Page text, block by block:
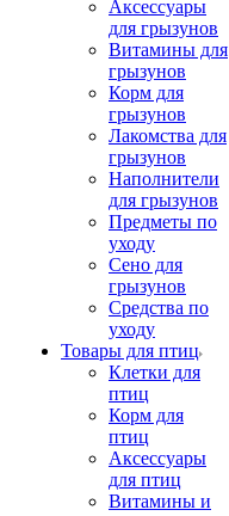
Аксессуары
для грызунов
Витамины для
грызунов
Корм для
грызунов
Лакомства для
грызунов
Наполнители
для грызунов
Предметы по
уходу
Сено для
грызунов
Средства по
уходу
Товары для птиц
Клетки для
птиц
Корм для
птиц
Аксессуары
для птиц
Витамины и